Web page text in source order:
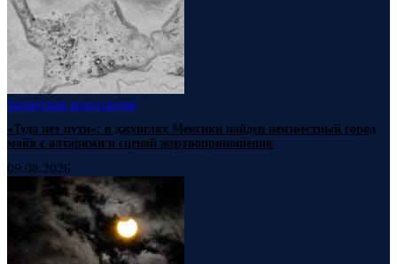
Запретная археология
«Туда нет пути»: в джунглях Мексики найден неизвестный город
майя с алтарями и сценой жертвоприношения
09.08.2026